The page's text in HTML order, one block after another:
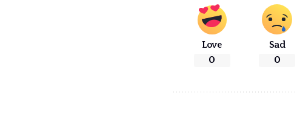
Love
0
Sad
0